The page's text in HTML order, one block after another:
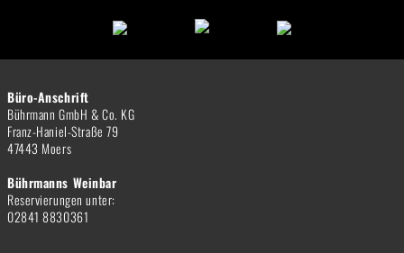
Büro-Anschrift
Bührmann GmbH & Co. KG
Franz-Haniel-Straße 79
47443 Moers
Bührmanns Weinbar
Reservierungen unter:
02841 8830361